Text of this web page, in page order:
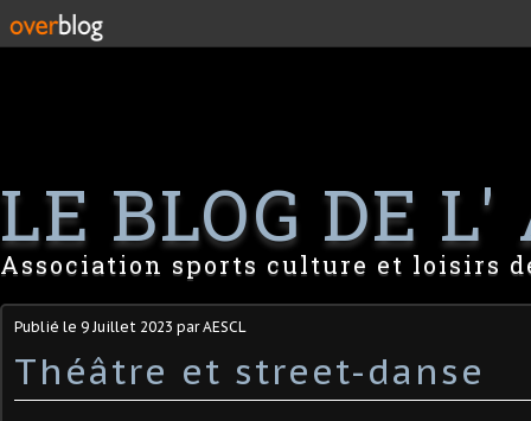
LE BLOG DE L'
Association sports culture et loisirs
Publié le 9 Juillet 2023 par AESCL
Théâtre et street-danse